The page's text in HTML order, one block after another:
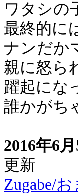
ワタシの
最終的に
ナンだか
親に怒ら
躍起にな
誰かがち
2016年6
更新
Zugabe/